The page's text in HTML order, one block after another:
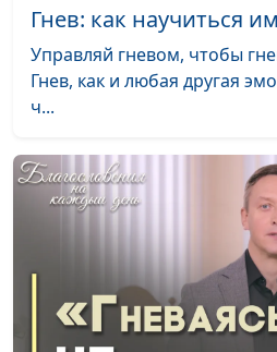
Что такое
психосоматика и как это
лечить?
Псевдопрощение. Как
простить по-
настоящему
Влияние современных
технологий на личность
Гнев: как научиться
Управляй гневом, чтобы
Гнев, как и любая другая
ч...